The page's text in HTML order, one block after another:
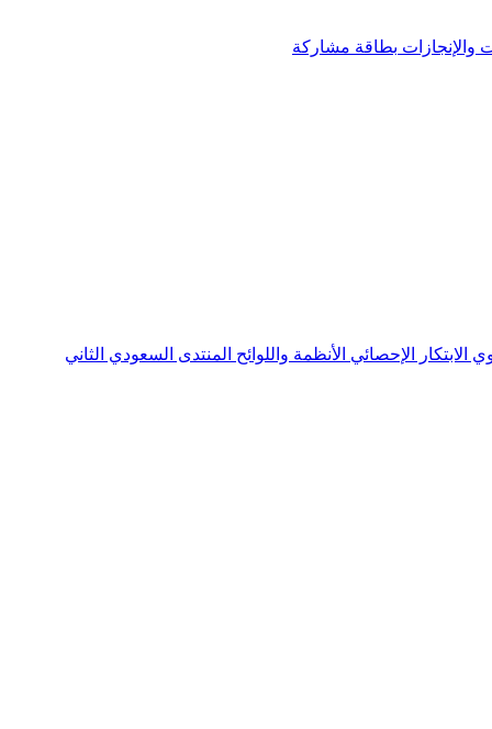
والإنجازات بطاقة مشاركة
الابتكار الإحصائي الأنظمة واللوائح المنتدى السعودي الثاني